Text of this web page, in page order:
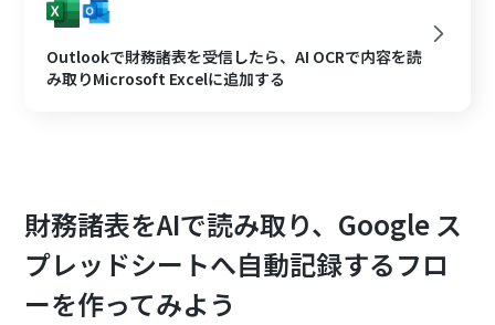
Outlookで財務諸表を受信したら、AI OCRで内容を読
み取りMicrosoft Excelに追加する
財務諸表をAIで読み取り、Google ス
プレッドシートへ自動記録するフロ
ーを作ってみよう